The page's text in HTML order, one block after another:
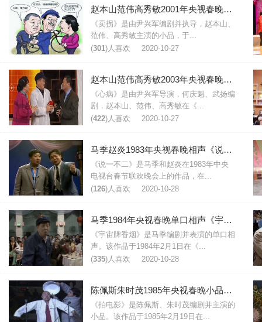
赵本山范伟高秀敏2001年央视春晚小品《卖拐》台词剧本
《卖拐》是由尹兴军编剧并执导，赵本山、
范伟、高秀敏主演的小品，于...
(301)人喜欢 2020-10-27
赵本山范伟高秀敏2003年央视春晚小品《心病》台词剧本
《心病》是由尹兴军导演，何庆魁、武扬编
剧，赵本山、范伟、高秀敏在《...
(422)人喜欢 2020-10-27
马季赵炎1983年央视春晚相声《说一不二》台词
《说一不二》是马季和赵炎在1983年中央
电视台春节联欢晚会上的作品，在...
(126)人喜欢 2020-10-28
马季1984年央视春晚单口相声《宇宙牌香烟》台词
《宇宙牌香烟》是马季编剧并表演的单口相
声。该作品于1984年2月1日在《...
(335)人喜欢 2020-10-28
陈佩斯朱时茂1985年央视春晚小品《拍电影》台词
《拍电影》是陈佩斯、朱时茂编剧并主演的
小品。该作品于1985年2月19日在...